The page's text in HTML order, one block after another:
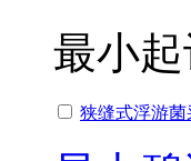
最小起
狭缝式浮游